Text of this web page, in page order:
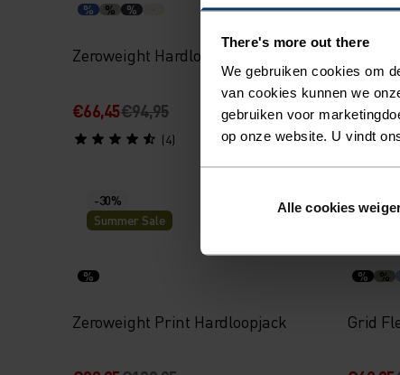
There's more out there
We gebruiken cookies om
van cookies kunnen we
gebruiken voor
op onze website. U vindt
Alle cookies
% % %
Zeroweight Hardloopvest
€66,45€94,95
(4)
% %
-30%
Summer Sale
%
Zeroweight Print Hardloopjack
-30%
% %
Grid